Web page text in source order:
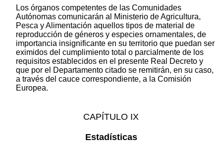
Los órganos competentes de las Comunidades
Autónomas comunicarán al Ministerio de Agricultura,
Pesca y Alimentación aquellos tipos de material de
reproducción de géneros y especies ornamentales, de
importancia insignificante en su territorio que puedan ser
eximidos del cumplimiento total o parcialmente de los
requisitos establecidos en el presente Real Decreto y
que por el Departamento citado se remitirán, en su caso,
a través del cauce correspondiente, a la Comisión
Europea.
CAPÍTULO IX
Estadísticas